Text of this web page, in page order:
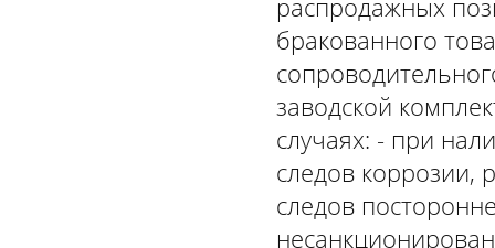
распродажных
бракованного
заводской
случаях: - при
следов коррозии,
следов